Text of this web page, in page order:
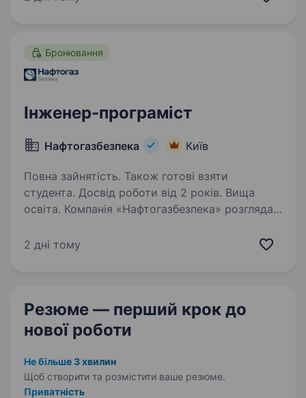
Бронювання
Інженер-програміст
Нафтогазбезпека Київ
Повна зайнятість. Також готові взяти
студента. Досвід роботи від 2 років. Вища
освіта. Компанія «Нафтогазбезпека» розглядає
Junior/Junior+ Full Stack Developer (.NET +
2 дні тому
Резюме — перший крок до
нової роботи
Не більше 3 хвилин
Щоб створити та розмістити ваше резюме.
Приватність